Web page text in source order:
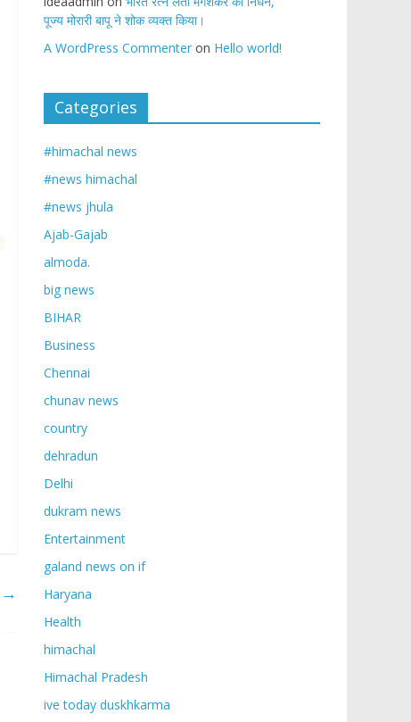
→
पूज्य मोरारी बापू ने शोक व्यक्त किया।
A WordPress Commenter on Hello world!
Categories
#himachal news
#news himachal
#news jhula
Ajab-Gajab
almoda.
big news
BIHAR
Business
Chennai
chunav news
country
dehradun
Delhi
dukram news
Entertainment
galand news on if
Haryana
Health
himachal
Himachal Pradesh
ive today duskhkarma